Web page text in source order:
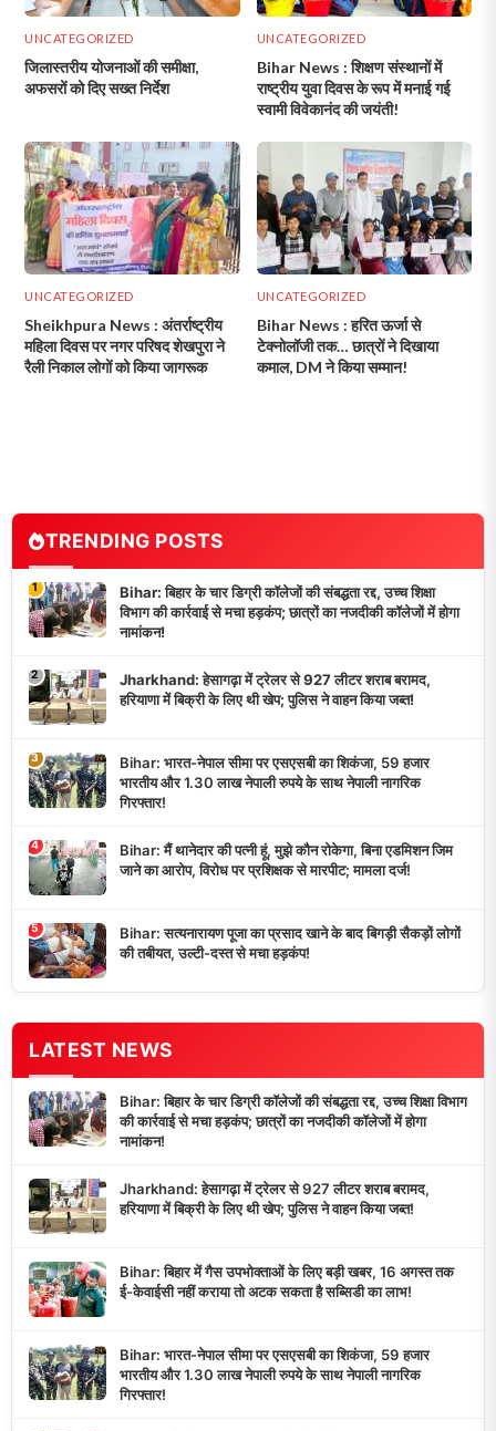
UNCATEGORIZED
जिलास्तरीय योजनाओं की समीक्षा,
अफसरों को दिए सख्त निर्देश
UNCATEGORIZED
Bihar News : शिक्षण संस्थानों में
राष्ट्रीय युवा दिवस के रूप में मनाई गई
स्वामी विवेकानंद की जयंती!
UNCATEGORIZED
Sheikhpura News : अंतर्राष्ट्रीय
महिला दिवस पर नगर परिषद शेखपुरा ने
रैली निकाल लोगों को किया जागरूक
UNCATEGORIZED
Bihar News : हरित ऊर्जा से
टेक्नोलॉजी तक… छात्रों ने दिखाया
कमाल, DM ने किया सम्मान!
TRENDING POSTS
1
Bihar: बिहार के चार डिग्री कॉलेजों की संबद्धता रद्द, उच्च शिक्षा
विभाग की कार्रवाई से मचा हड़कंप; छात्रों का नजदीकी कॉलेजों में होगा
नामांकन!
2
Jharkhand: हेसागढ़ा में ट्रेलर से 927 लीटर शराब बरामद,
हरियाणा में बिक्री के लिए थी खेप; पुलिस ने वाहन किया जब्त!
3
Bihar: भारत-नेपाल सीमा पर एसएसबी का शिकंजा, 59 हजार
भारतीय और 1.30 लाख नेपाली रुपये के साथ नेपाली नागरिक
गिरफ्तार!
4
Bihar: मैं थानेदार की पत्नी हूं, मुझे कौन रोकेगा, बिना एडमिशन जिम
जाने का आरोप, विरोध पर प्रशिक्षक से मारपीट; मामला दर्ज!
5
Bihar: सत्यनारायण पूजा का प्रसाद खाने के बाद बिगड़ी सैकड़ों लोगों
की तबीयत, उल्टी-दस्त से मचा हड़कंप!
LATEST NEWS
Bihar: बिहार के चार डिग्री कॉलेजों की संबद्धता रद्द, उच्च शिक्षा विभाग
की कार्रवाई से मचा हड़कंप; छात्रों का नजदीकी कॉलेजों में होगा
नामांकन!
Jharkhand: हेसागढ़ा में ट्रेलर से 927 लीटर शराब बरामद,
हरियाणा में बिक्री के लिए थी खेप; पुलिस ने वाहन किया जब्त!
Bihar: बिहार में गैस उपभोक्ताओं के लिए बड़ी खबर, 16 अगस्त तक
ई-केवाईसी नहीं कराया तो अटक सकता है सब्सिडी का लाभ!
Bihar: भारत-नेपाल सीमा पर एसएसबी का शिकंजा, 59 हजार
भारतीय और 1.30 लाख नेपाली रुपये के साथ नेपाली नागरिक
गिरफ्तार!